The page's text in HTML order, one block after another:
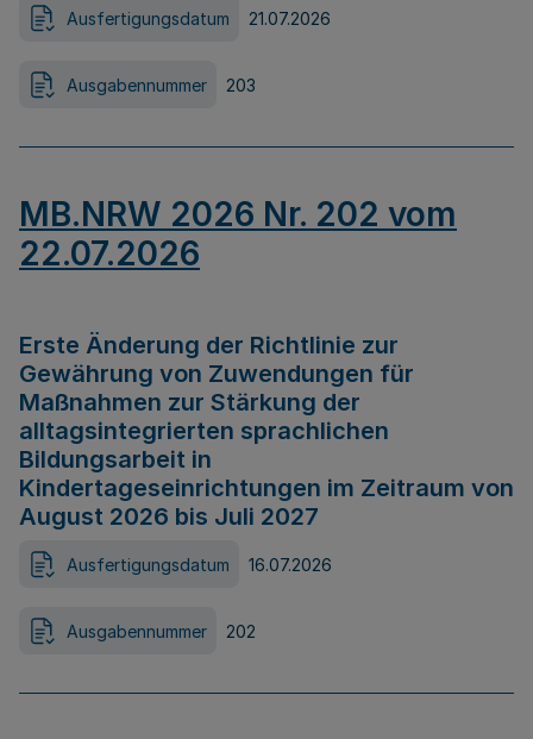
Ausfertigungsdatum 21.07.2026
Ausgabennummer 203
MB.NRW 2026 Nr. 202 vom
22.07.2026
Erste Änderung der Richtlinie zur
Gewährung von Zuwendungen für
Maßnahmen zur Stärkung der
alltagsintegrierten sprachlichen
Bildungsarbeit in
Kindertageseinrichtungen im Zeitraum von
August 2026 bis Juli 2027
Ausfertigungsdatum 16.07.2026
Ausgabennummer 202